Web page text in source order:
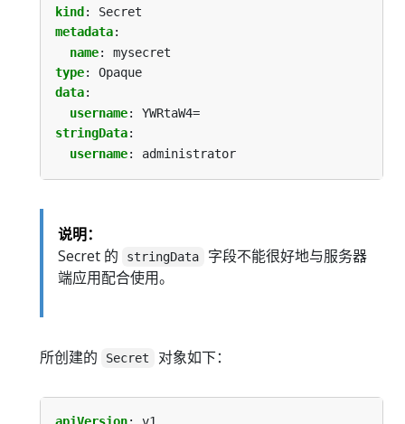
kind :
Secret
metadata:
name:
mysecret
type:
Opaque
data:
username:
YWRtaW4=
stringData:
username: administrator
说明：
Secret 的
stringData
字段不能很好地与服务器
端应用配合使用。
所创建的 Secret 对象如下：